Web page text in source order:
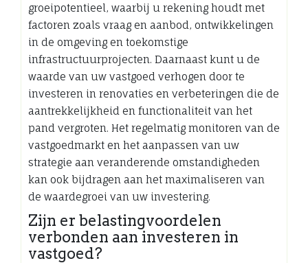
groeipotentieel, waarbij u rekening houdt met
factoren zoals vraag en aanbod, ontwikkelingen
in de omgeving en toekomstige
infrastructuurprojecten. Daarnaast kunt u de
waarde van uw vastgoed verhogen door te
investeren in renovaties en verbeteringen die de
aantrekkelijkheid en functionaliteit van het
pand vergroten. Het regelmatig monitoren van de
vastgoedmarkt en het aanpassen van uw
strategie aan veranderende omstandigheden
kan ook bijdragen aan het maximaliseren van
de waardegroei van uw investering.
Zijn er belastingvoordelen
verbonden aan investeren in
vastgoed?